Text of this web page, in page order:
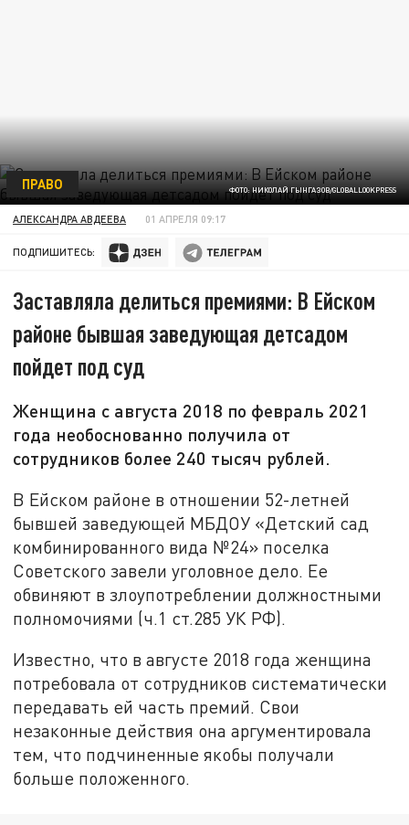
ФОТО: НИКОЛАЙ ГЫНГАЗОВ/GLOBALLOOKPRESS
ПРАВО
АЛЕКСАНДРА АВДЕЕВА 01 АПРЕЛЯ 09:17
ПОДПИШИТЕСЬ:
Заставляла делиться премиями: В Ейском
районе бывшая заведующая детсадом
пойдет под суд
Женщина с августа 2018 по февраль 2021
года необоснованно получила от
сотрудников более 240 тысяч рублей.
В Ейском районе в отношении 52-летней
бывшей заведующей МБДОУ «Детский сад
комбинированного вида №24» поселка
Советского завели уголовное дело. Ее
обвиняют в злоупотреблении должностными
полномочиями (ч.1 ст.285 УК РФ).
Известно, что в августе 2018 года женщина
потребовала от сотрудников систематически
передавать ей часть премий. Свои
незаконные действия она аргументировала
тем, что подчиненные якобы получали
больше положенного.